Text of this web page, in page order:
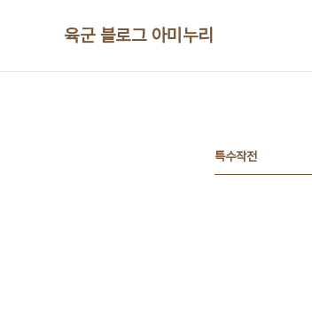
육군 블로그 아미누리
특수작전